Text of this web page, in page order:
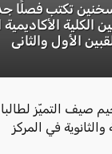
سخنين تكتب فصلًا
الكلية
الأول والثاني
صيف التميّز
في المركز